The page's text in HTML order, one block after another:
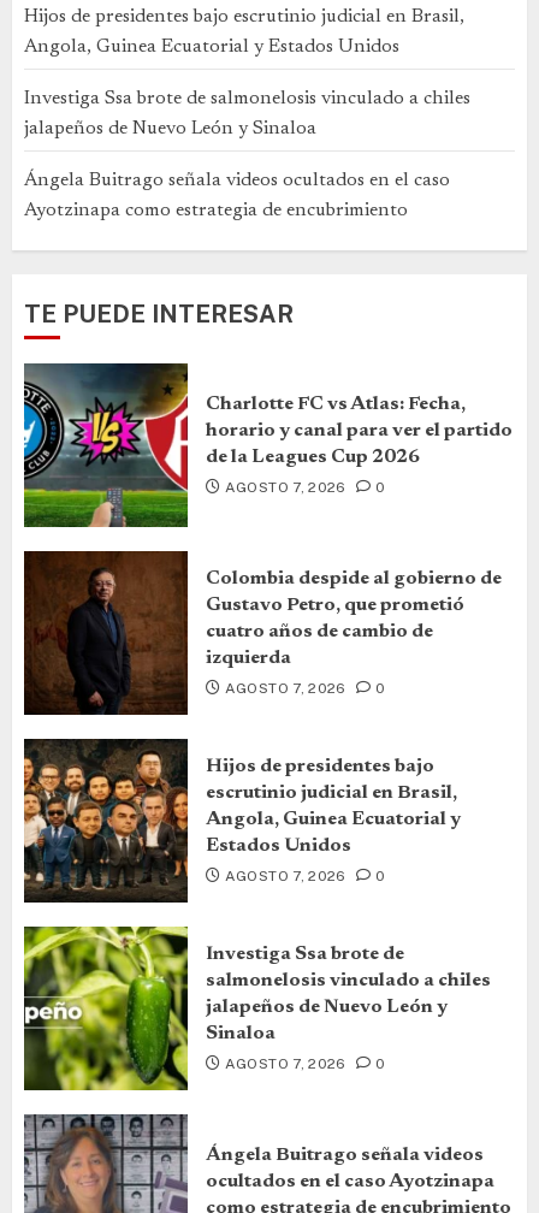
Hijos de presidentes bajo escrutinio judicial en Brasil,
Angola, Guinea Ecuatorial y Estados Unidos
Investiga Ssa brote de salmonelosis vinculado a chiles
jalapeños de Nuevo León y Sinaloa
Ángela Buitrago señala videos ocultados en el caso
Ayotzinapa como estrategia de encubrimiento
TE PUEDE INTERESAR
Charlotte FC vs Atlas: Fecha,
horario y canal para ver el partido
de la Leagues Cup 2026
AGOSTO 7, 2026 0
Colombia despide al gobierno de
Gustavo Petro, que prometió
cuatro años de cambio de
izquierda
AGOSTO 7, 2026 0
Hijos de presidentes bajo
escrutinio judicial en Brasil,
Angola, Guinea Ecuatorial y
Estados Unidos
AGOSTO 7, 2026 0
Investiga Ssa brote de
salmonelosis vinculado a chiles
jalapeños de Nuevo León y
Sinaloa
AGOSTO 7, 2026 0
Ángela Buitrago señala videos
ocultados en el caso Ayotzinapa
como estrategia de encubrimiento